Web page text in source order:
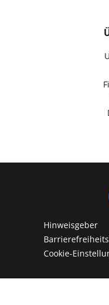
Hinweisgeber
Cookie-